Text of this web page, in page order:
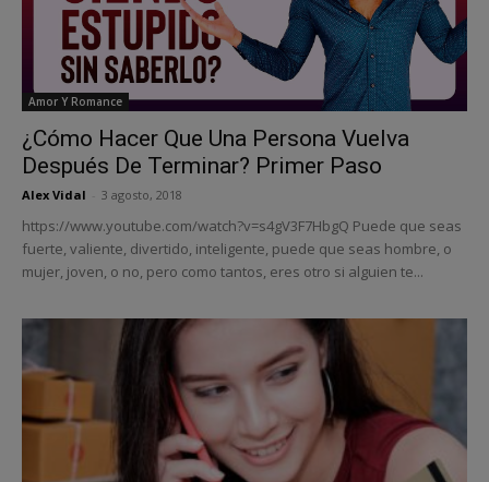
Amor Y Romance
¿Cómo Hacer Que Una Persona Vuelva
Después De Terminar? Primer Paso
Alex Vidal 3 agosto, 2018
https://www.youtube.com/watch?v=s4gV3F7HbgQ Puede que seas
fuerte, valiente, divertido, inteligente, puede que seas hombre, o
mujer, joven, o no, pero como tantos, eres otro si alguien te...